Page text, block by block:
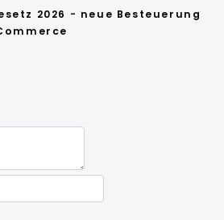
2026 - neue Besteuerung